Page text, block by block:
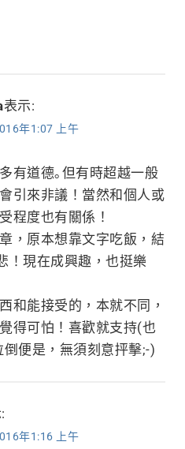
表示:
年1:07 上午
有道德｡但有時超越一般
引來非議！當然和個人或
程度也有關係！
，原本想靠文字吃飯，結
！現在成興趣，也挺樂
和能接受的，本就不同，
得可怕！喜歡就支持(也
便是，無須刻意抨擊;-)
年1:16 上午